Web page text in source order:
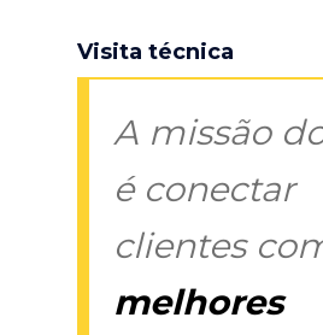
Visita técnica
A missão
é conectar
clientes
melhores